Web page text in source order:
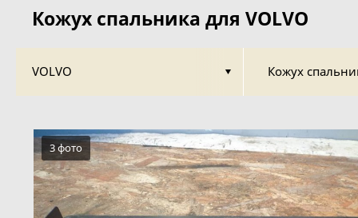
Кожух спальника для VOLVO
VOLVO Кожух
3 фото